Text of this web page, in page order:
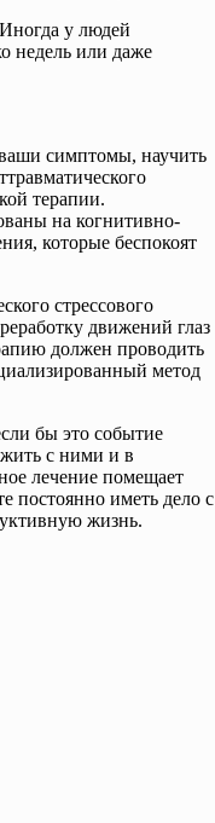
у людей
недель или даже
симптомы, научить
терапии.
на когнитивно-
которые беспокоят
стрессового
движений глаз
должен проводить
метод
бы это событие
с ними и в
лечение помещает
постоянно иметь дело с
жизнь.